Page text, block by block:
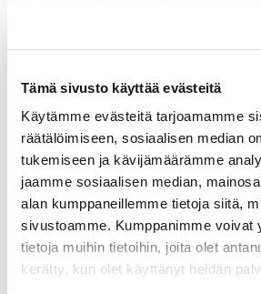
Tämä sivusto käyttää evästeitä
Käytämme evästeitä tarjoamamme
räätälöimiseen, sosiaalisen median
tukemiseen ja kävijämäärämme
jaamme sosiaalisen median,
alan kumppaneillemme tietoja siitä,
sivustoamme. Kumppanimme voivat
tietoja muihin tietoihin, joita olet
kerätty, kun olet käyttänyt heidän
teollisoikeusviraston EUIPO:n
avoinna. Ole nopea. Haku on
joulukuun alkuun tai kunnes
loppuvat.